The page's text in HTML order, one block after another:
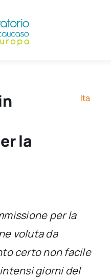
la
Ita
per la
voluta da
certo non facile
giorni del